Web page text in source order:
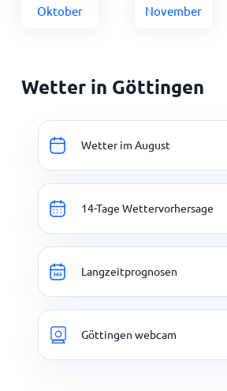
Oktober November
Wetter in Göttingen
Wetter im August
14-Tage Wettervorhersage
Langzeitprognosen
Göttingen webcam